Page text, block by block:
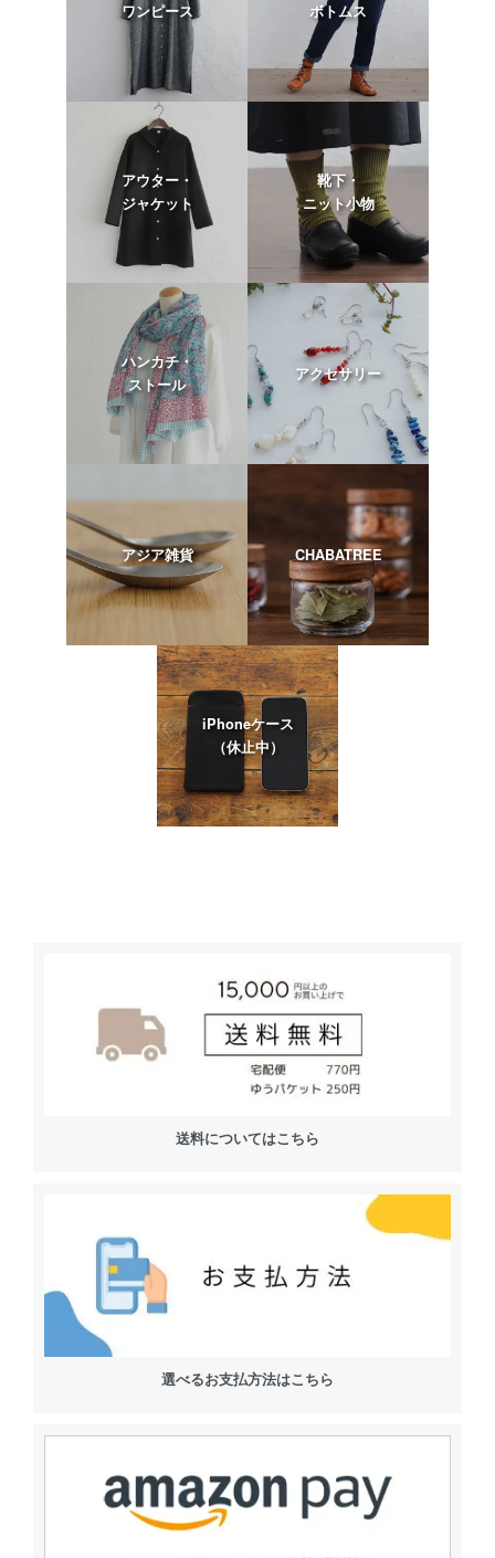
ワンピース ボトムス
アウター・
ジャケット
靴下・
ニット小物
ハンカチ・
ストール
アクセサリー
アジア雑貨 CHABATREE
iPhoneケース
（休止中）
送料についてはこちら
選べるお支払方法はこちら